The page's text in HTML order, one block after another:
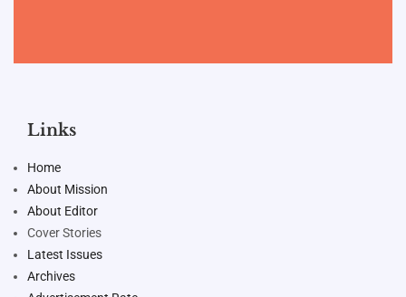
Links
Home
About Mission
About Editor
Cover Stories
Latest Issues
Archives